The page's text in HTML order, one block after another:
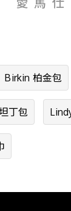
Birkin 柏金包
丁包